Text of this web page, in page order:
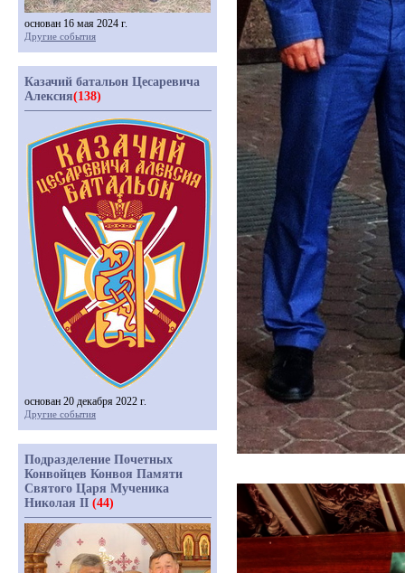
основан 16 мая 2024 г.
Другие события
Казачий батальон Цесаревича
Алексия(138)
основан 20 декабря 2022 г.
Другие события
Подразделение Почетных
Конвойцев Конвоя Памяти
Святого Царя Мученика
Николая II (44)